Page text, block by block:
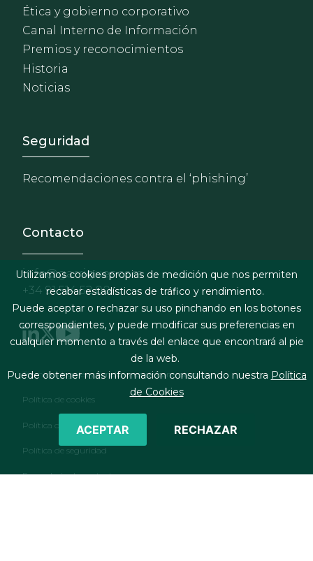
Ética y gobierno corporativo
Canal Interno de Información
Premios y reconocimientos
Historia
Noticias
Footer - Extranet y
Seguridad
Recomendaciones contra el ‘phishing’
Contacto
info@garrigues.com
+34 91 514 52 00
Footer menu
Términos legales y condiciones de contratación
Política de cookies
Política de privacidad
Política de seguridad
Formulario de contacto
Utilizamos cookies propias de medición que nos permiten
recabar estadísticas de tráfico y rendimiento.
Puede aceptar o rechazar su uso pinchando en los botones
correspondientes, y puede modificar sus preferencias en
cualquier momento a través del enlace que encontrará al pie
de la web.
Puede obtener más información consultando nuestra Política
de Cookies
ACEPTAR RECHAZAR